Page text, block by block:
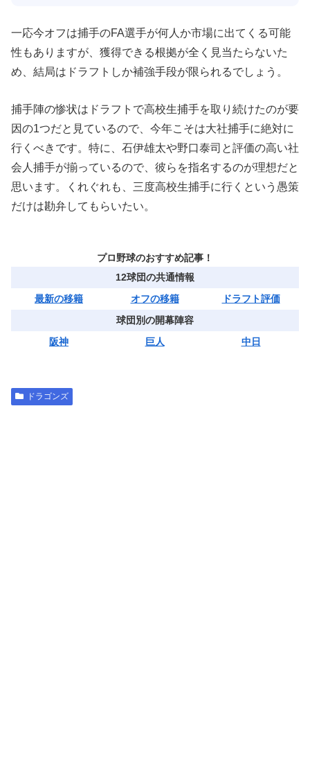
一応今オフは捕手のFA選手が何人か市場に出てくる可能
性もありますが、獲得できる根拠が全く見当たらないた
め、結局はドラフトしか補強手段が限られるでしょう。
捕手陣の惨状はドラフトで高校生捕手を取り続けたのが要
因の1つだと見ているので、今年こそは大社捕手に絶対に
行くべきです。特に、石伊雄太や野口泰司と評価の高い社
会人捕手が揃っているので、彼らを指名するのが理想だと
思います。くれぐれも、三度高校生捕手に行くという愚策
だけは勘弁してもらいたい。
プロ野球のおすすめ記事！
12球団の共通情報
最新の移籍
オフの移籍
ドラフト評価
球団別の開幕陣容
阪神
巨人 中日
ドラゴンズ